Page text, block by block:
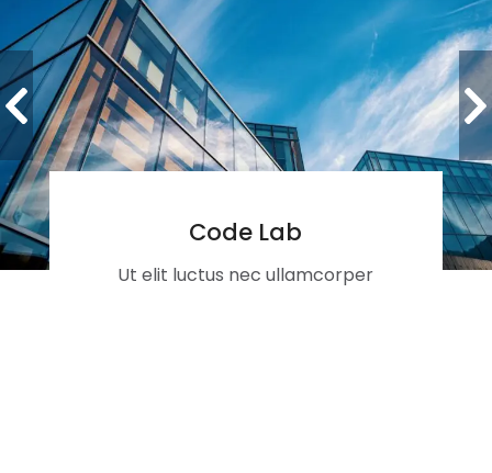
Code Lab
Ut elit luctus nec ullamcorper